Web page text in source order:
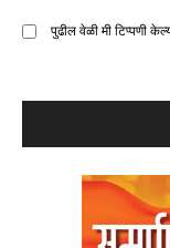
पुढील वेळी मी टिप्पणी